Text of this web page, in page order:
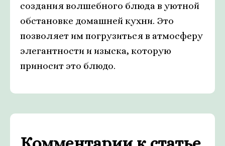
создания волшебного блюда в уютной
обстановке домашней кухни. Это
позволяет им погрузиться в атмосферу
элегантности и изыска, которую
приносит это блюдо.